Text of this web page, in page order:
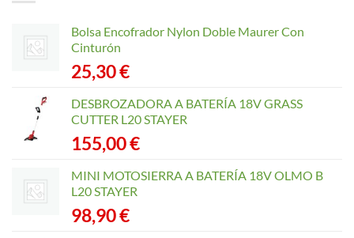
Bolsa Encofrador Nylon Doble Maurer Con
Cinturón
25,30€
DESBROZADORA A BATERÍA 18V GRASS
CUTTER L20 STAYER
155,00€
MINI MOTOSIERRA A BATERÍA 18V OLMO B
L20 STAYER
98,90€